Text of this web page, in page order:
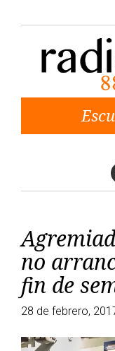
no
fin de
28 de febrero,